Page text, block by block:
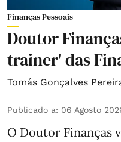
Finanças Pessoais
Doutor
trainer' das
Tomás Gonçalves
Publicado a: 06 Agosto
O Doutor Finanças